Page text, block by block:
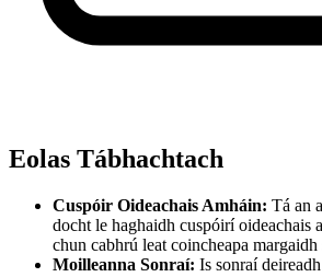
Eolas Tábhachtach
Cuspóir Oideachais Amháin: Tá an
docht le haghaidh cuspóirí oideachais
chun cabhrú leat coincheapa
Moilleanna Sonraí: Is sonraí